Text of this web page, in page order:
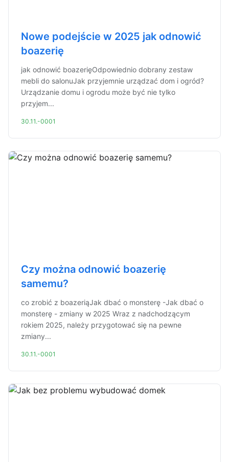
Nowe podejście w 2025 jak odnowić
boazerię
jak odnowić boazerięOdpowiednio dobrany zestaw
mebli do salonuJak przyjemnie urządzać dom i ogród?
Urządzanie domu i ogrodu może być nie tylko
przyjem...
30.11.-0001
Czy można odnowić boazerię
samemu?
co zrobić z boazeriąJak dbać o monsterę -Jak dbać o
monsterę - zmiany w 2025 Wraz z nadchodzącym
rokiem 2025, należy przygotować się na pewne
zmiany...
30.11.-0001